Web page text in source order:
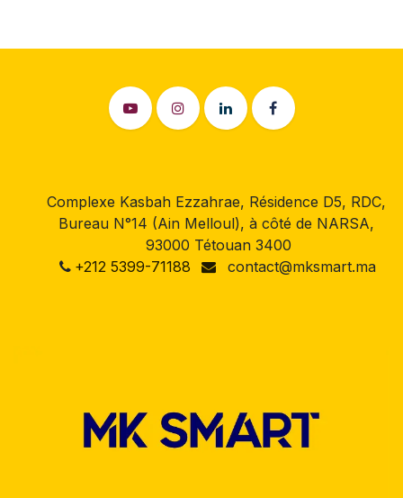
Complexe Kasbah Ezzahrae, Résidence D5, RDC,
Bureau N°14 (Ain Melloul), à côté de NARSA,
93000 Tétouan 3400
+212 5399-71188
contact@mksmart.ma